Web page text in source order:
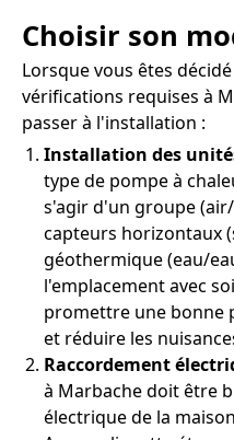
Choisir son
Lorsque vous êtes
vérifications requises à
passer à l'installation :
Installation des
type de pompe à
s'agir d'un groupe
capteurs horizontaux
géothermique (eau/
l'emplacement avec
promettre une bonne
et réduire les
Raccordement
à Marbache doit être
électrique de la